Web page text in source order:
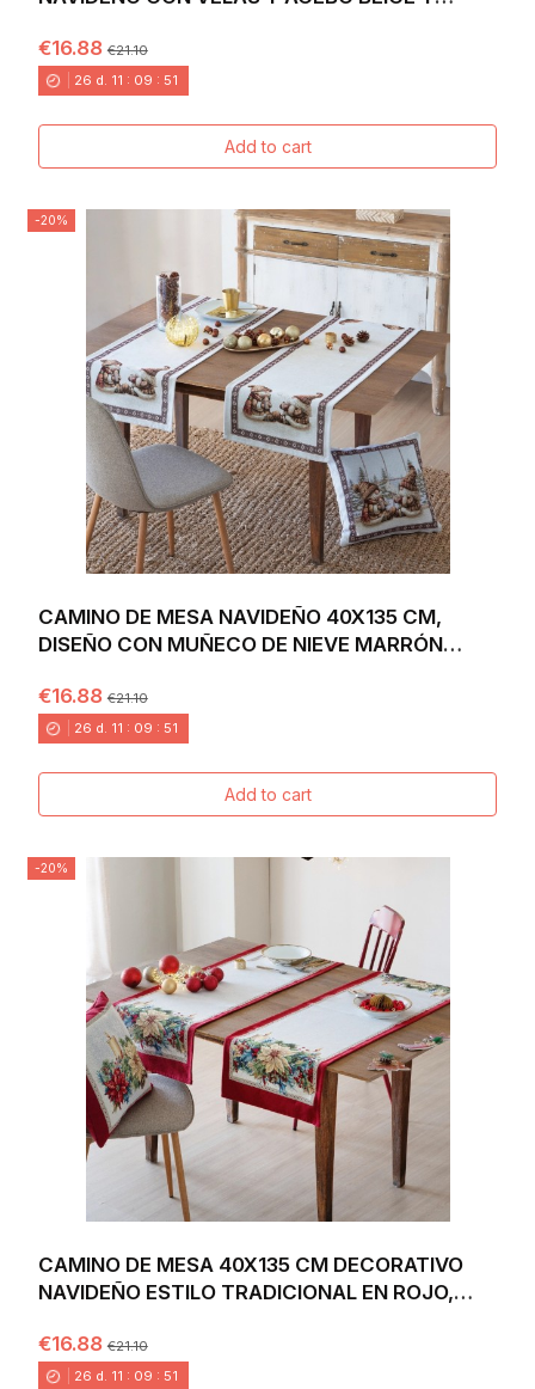
€16.88€21.10
26 d. 11 : 09 : 49
Add to cart
-20%
CAMINO DE MESA NAVIDEÑO 40X135 CM,
DISEÑO CON MUÑECO DE NIEVE MARRÓN
€16.88€21.10
26 d. 11 : 09 : 49
Add to cart
-20%
CAMINO DE MESA 40X135 CM DECORATIVO
NAVIDEÑO ESTILO TRADICIONAL EN ROJO,
€16.88€21.10
26 d. 11 : 09 : 49